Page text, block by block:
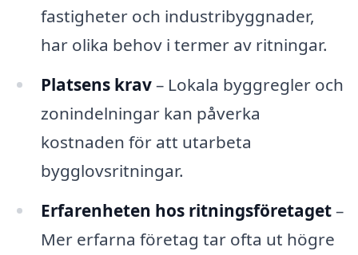
fastigheter och industribyggnader,
har olika behov i termer av ritningar.
Platsens krav– Lokala byggregler och
zonindelningar kan påverka
kostnaden för att utarbeta
bygglovsritningar.
Erfarenheten hos ritningsföretaget–
Mer erfarna företag tar ofta ut högre